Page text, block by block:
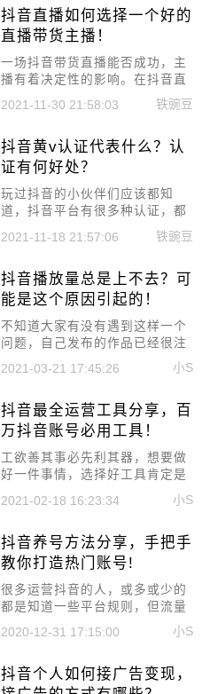
给大家讲一下。
抖音直播如何选择一个好的
直播带货主播！
一场抖音带货直播能否成功，主
播有着决定性的影响。在抖音直
播带货过程中，主播是一场直播
里的“明星”和灵魂，通常我们会
播。
2021-11-30 21:58:03 铁豌豆
抖音黄v认证代表什么？认
证有何好处？
玩过抖音的小伙伴们应该都知
道，抖音平台有很多种认证，都
是需要大家去认证的，那么黄v
认证一般都是个体账户去认证
认证代表什么吗?
2021-11-18 21:57:06 铁豌豆
抖音播放量总是上不去？可
能是这个原因引起的！
​不知道大家有没有遇到这样一个
问题，自己发布的作品已经很注
重质量了，但作品的播放量依旧
上不去，这时很多人都觉得是作
因，其实大家都没有想过，可能
是因为账号权重不够导致的，那
起来聊聊!
2021-03-21 17:45:26 小S
抖音最全运营工具分享，百
万抖音账号必用工具！
​工欲善其事必先利其器，想要做
好一件事情，选择好工具肯定是
的，利用好工具，能够更好的上
最全运营工具分享，百万抖音账
号必用工具!
2021-02-18 16:23:34 小S
抖音养号方法分享，手把手
教你打造热门账号!
​很多运营抖音的人，或多或少的
都是知道一些平台规则，但流量
却依旧不理想。这是因为账号在
最开始就没有被系统识别为正常
所以今天就来说一下抖音养号方
法分享，手把手教你打造热门账
2020-12-31 17:15:00 小S
抖音个人如何接广告变现，